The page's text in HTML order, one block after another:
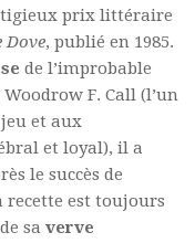
prix littéraire
Dove, publié en 1985.
de l’improbable
F. Call (l’un
et aux
et loyal), il a
le succès de
recette est toujours
sa verve